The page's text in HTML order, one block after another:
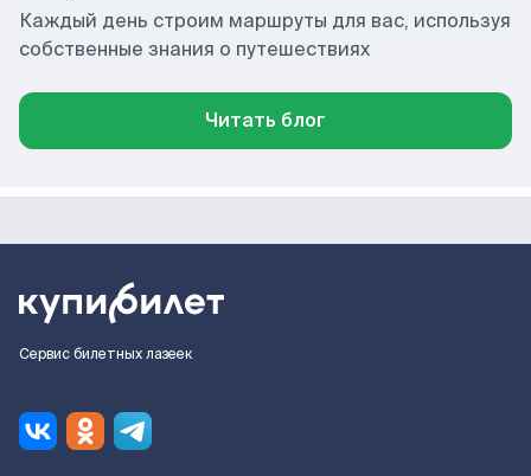
Каждый день строим маршруты для вас, используя
собственные знания о путешествиях
Читать блог
Сервис билетных лазеек